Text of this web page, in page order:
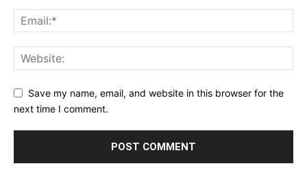
Save my name, email, and website in this browser for the
next time I comment.